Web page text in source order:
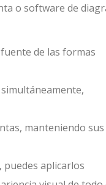
o software de
de las formas
manteniendo sus
puedes aplicarlos